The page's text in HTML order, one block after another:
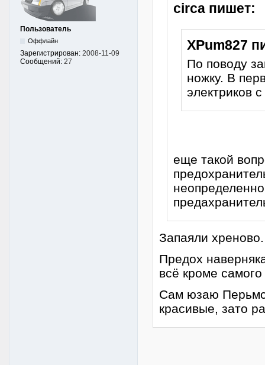
Пользователь
Оффлайн
Зарегистрирован: 2008-11-09
Сообщений: 27
circa пишет:
XPum827
По поводу
ножку. В
электриков
еще такой
Запаяли хреново.
Предох
всё кроме
Сам юзаю
красивые, зато